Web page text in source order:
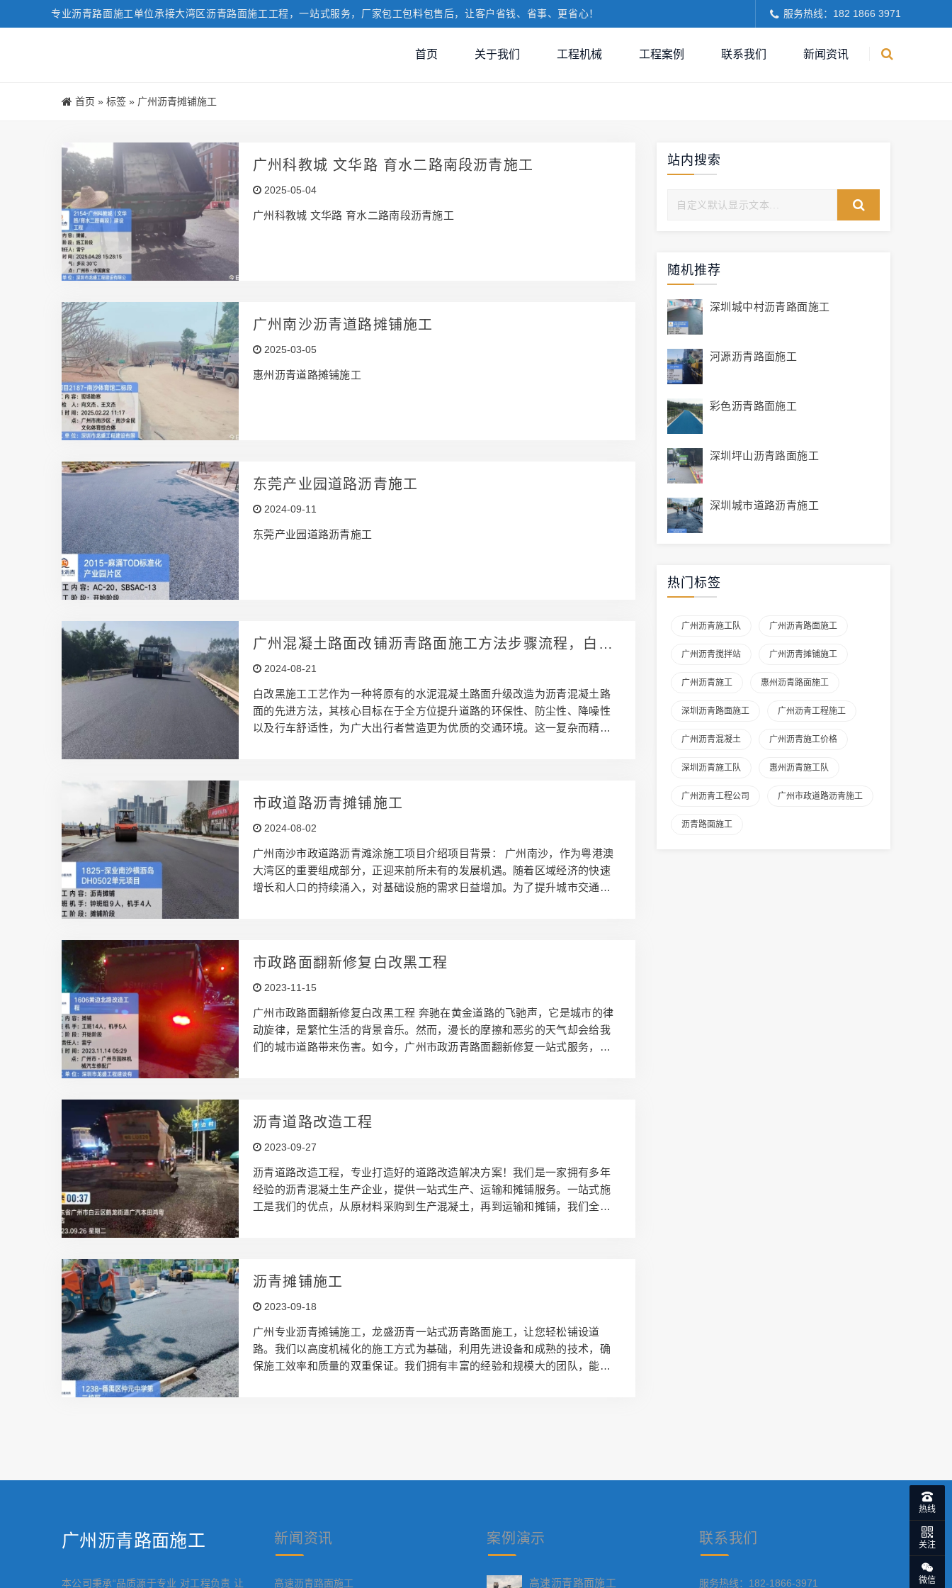
专业沥青路面施工单位承接大湾区沥青路面施工工程，一站式服务，厂家包工包料包售后，让客户省钱、省事、更省心！ 服务热线：182 1866 3971
首页 关于我们 工程机械 工程案例 联系我们 新闻资讯
首页 » 标签 » 广州沥青摊铺施工
广州科教城 文华路 育水二路南段沥青施工
2025-05-04
广州科教城 文华路 育水二路南段沥青施工
广州南沙沥青道路摊铺施工
2025-03-05
惠州沥青道路摊铺施工
东莞产业园道路沥青施工
2024-09-11
东莞产业园道路沥青施工
广州混凝土路面改铺沥青路面施工方法步骤流程，白改
黑沥青施工方案
2024-08-21
白改黑施工工艺作为一种将原有的水泥混凝土路面升级改造为沥青混凝土路
面的先进方法，其核心目标在于全方位提升道路的环保性、防尘性、降噪性
以及行车舒适性，为广大出行者营造更为优质的交通环境。这一复杂而精细
略，还需对材料的精准选择进行深入考量，同时要对施工进度进行严谨细致
的规划和安排，确保每一个施工阶段都能按部就班、有条不紊地推进。 全面
环境评估：对施工现场及其周边区域展开全面而深入的评估至关重要。这
包…
市政道路沥青摊铺施工
2024-08-02
广州南沙市政道路沥青滩涂施工项目介绍项目背景： 广州南沙，作为粤港澳
大湾区的重要组成部分，正迎来前所未有的发展机遇。随着区域经济的快速
增长和人口的持续涌入，对基础设施的需求日益增加。为了提升城市交通网
工技术：采用先进的沥青混合料技术，确保道路表面平整、耐磨。应用环保
型沥青材料，减少施工过程中的环境污染。引入智能施工设备，提高施工效
率和质量。项目优势：地理位置优越： 广州南沙区位优势明显，交通便利，
为…
市政路面翻新修复白改黑工程
2023-11-15
广州市政路面翻新修复白改黑工程 奔驰在黄金道路的飞驰声，它是城市的律
动旋律，是繁忙生活的背景音乐。然而，漫长的摩擦和恶劣的天气却会给我
们的城市道路带来伤害。如今，广州市政沥青路面翻新修复一站式服务，为
产品特点，为你呈现一条无骨感的沥青路面。一，我们的服务速度快，旨在
为你节省宝贵的时间，使你从繁忙的交通中脱身。无论是修复坑洞、翻新路
面还是安装行车线，我们都能高效完成，让你的路面工程轻松解决。其次，
我们…
沥青道路改造工程
2023-09-27
沥青道路改造工程，专业打造好的道路改造解决方案！我们是一家拥有多年
经验的沥青混凝土生产企业，提供一站式生产、运输和摊铺服务。一站式施
工是我们的优点，从原材料采购到生产混凝土，再到运输和摊铺，我们全程
严格把关，保证使用的沥青混凝土耐久性强，抗压性能好，能够经受住长期
的交通负荷。我们专注于沥青路面施工和沥青混凝土生产，不断追求高的品
质和技术创新。我们始终把客户的需求放在首位，为您量身定制解决方案。
无论是市…
沥青摊铺施工
2023-09-18
广州专业沥青摊铺施工，龙盛沥青一站式沥青路面施工，让您轻松铺设道
路。我们以高度机械化的施工方式为基础，利用先进设备和成熟的技术，确
保施工效率和质量的双重保证。我们拥有丰富的经验和规模大的团队，能够
站内搜索
随机推荐
深圳城中村沥青路面施工
河源沥青路面施工
彩色沥青路面施工
深圳坪山沥青路面施工
深圳城市道路沥青施工
热门标签
广州沥青施工队 广州沥青路面施工
广州沥青搅拌站 广州沥青摊铺施工
广州沥青施工 惠州沥青路面施工
深圳沥青路面施工 广州沥青工程施工
广州沥青混凝土 广州沥青施工价格
深圳沥青施工队 惠州沥青施工队
广州沥青工程公司 广州市政道路沥青施工
沥青路面施工
广州沥青路面施工
本公司秉承“品质源于专业 对工程负责 让
新闻 资讯
高速沥青路面施工
案例 演示
高速沥青路面施工
联系我们
服务热线：182-1866-3971
热线
关注
微信